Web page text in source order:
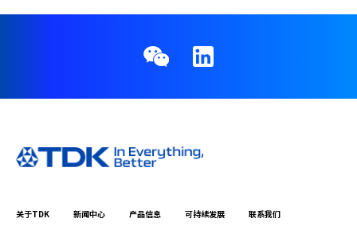
关于TDK 新闻中心 产品信息 可持续发展 联系我们